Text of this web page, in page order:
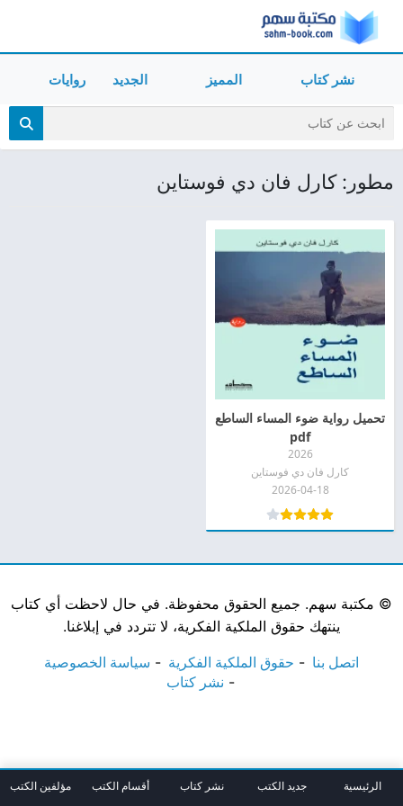
نشر كتاب المميز الجديد روايات
مطور: كارل فان دي فوستاين
تحميل رواية ضوء المساء الساطع
pdf
2026
كارل فان دي فوستاين
2026-04-18
© مكتبة سهم. جميع الحقوق محفوظة. في حال لاحظت أي كتاب
ينتهك حقوق الملكية الفكرية، لا تتردد في إبلاغنا.
اتصل بنا حقوق الملكية الفكرية
سياسة الخصوصية
نشر كتاب
الرئيسية جديد الكتب نشر كتاب أقسام الكتب مؤلفين الكتب